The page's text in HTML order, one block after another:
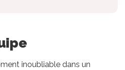
inoubliable dans un